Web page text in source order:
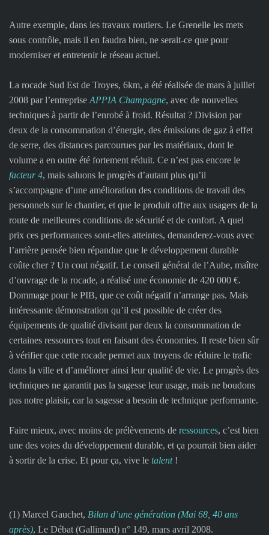
Autre exemple, dans les travaux routiers. Le Grenelle les mets
sous contrôle, mais il en faudra bien, ne serait-ce que pour
moderniser et entretenir le réseau actuel.
La rocade Sud Est de Troyes, 6km, a été réalisée de mars à juillet
2008 par l’entreprise APPIA Champagne, avec de nouvelles
techniques à partir de l’enrobé à froid. Résultat ? Division par
deux de la consommation d’énergie, des émissions de gaz à effet
de serre, des distances parcourues par les matériaux, dont le
volume a en outre été fortement réduit. Ce n’est pas encore le
facteur 4, mais saluons le progrès d’autant plus qu’il
s’accompagne d’une amélioration des conditions de travail des
personnels sur le chantier, et que le produit offre aux usagers de la
route de meilleures conditions de sécurité et de confort. A quel
prix ces performances sont-elles atteintes, demanderez-vous avec
l’arrière pensée bien répandue que le développement durable
coûte cher ? Un cout négatif. Le conseil général de l’Aube, maître
d’ouvrage de la rocade, a réalisé une économie de 420 000 €.
Dommage pour le PIB, que ce coût négatif n’arrange pas. Mais
intéressante démonstration qu’il est possible de créer des
équipements de qualité divisant par deux la consommation de
certaines ressources tout en faisant des économies. Il reste bien sûr
à vérifier que cette rocade permet aux troyens de réduire le trafic
dans la ville et d’améliorer ainsi leur qualité de vie. Le progrès des
techniques ne garantit pas la sagesse leur usage, mais ne boudons
pas notre plaisir, car la sagesse a besoin de technique performante.
Faire mieux, avec moins de prélèvements de ressources, c’est bien
une des voies du développement durable, et ça pourrait bien aider
à sortir de la crise. Et pour ça, vive le talent!
(1) Marcel Gauchet, Bilan d’une génération (Mai 68, 40 ans
après), Le Débat (Gallimard) n° 149, mars avril 2008.